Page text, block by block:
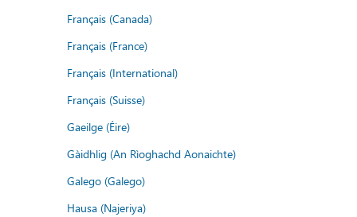
Français (Canada)
Français (France)
Français (International)
Français (Suisse)
Gaeilge (Éire)
Gàidhlig (An Rìoghachd Aonaichte)
Galego (Galego)
Hausa (Najeriya)